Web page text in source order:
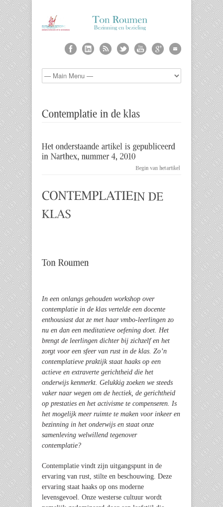
In een onlangs gehouden workshop over
contemplatie in de klas vertelde een docente
enthousiast dat ze met haar vmbo-leerlingen zo
nu en dan een meditatieve oefening doet. Het
brengt de leerlingen dichter bij zichzelf en het
zorgt voor een sfeer van rust in de klas. Zo’n
contemplatieve praktijk staat haaks op een
actieve en extraverte gerichtheid die het
onderwijs kenmerkt. Gelukkig zoeken we steeds
vaker naar wegen om de hectiek, de gerichtheid
op prestaties en het activisme te compenseren. Is
het mogelijk meer ruimte te maken voor inkeer en
bezinning in het onderwijs en staat onze
samenleving welwillend tegenover
contemplatie?
Contemplatie vindt zijn uitgangspunt in de
ervaring van rust, stilte en beschouwing. Deze
ervaring staat haaks op ons moderne
levensgevoel. Onze westerse cultuur wordt